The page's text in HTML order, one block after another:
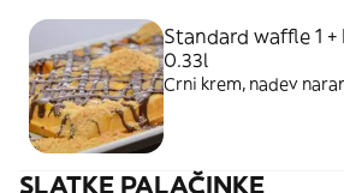
Standard waffle 1 +
0.33l
Crni krem, nadev
SLATKE PALAČINKE